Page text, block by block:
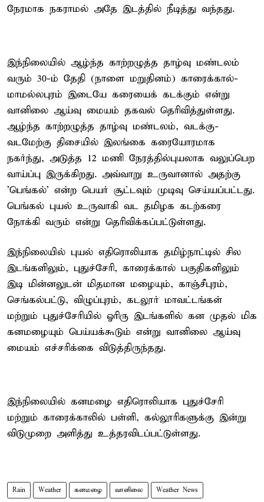
நேரமாக நகராமல் அதே இடத்தில் நீடித்து வந்தது.
இந்நிலையில் ஆழ்ந்த காற்றழுத்த தாழ்வு மண்டலம்
வரும் 30-ம் தேதி (நாளை மறுதினம்) காரைக்கால்-
மாமல்லபுரம் இடையே கரையைக் கடக்கும் என்று
வானிலை ஆய்வு மையம் தகவல் தெரிவித்துள்ளது.
ஆழ்ந்த காற்றழுத்த தாழ்வு மண்டலம், வடக்கு-
வடமேற்கு திசையில் இலங்கை கரையோரமாக
நகர்ந்து, அடுத்த 12 மணி நேரத்தில்புயலாக வலுப்பெற
வாய்ப்பு இருக்கிறது. அவ்வாறு உருவானால் அதற்கு
'பெங்கல்' என்ற பெயர் சூட்டவும் முடிவு செய்யப்பட்டது.
பெங்கல் புயல் உருவாகி வட தமிழக கடற்கரை
நோக்கி வரும் என்று தெரிவிக்கப்பட்டுள்ளது.
இந்நிலையில் புயல் எதிரொலியாக தமிழ்நாட்டில் சில
இடங்களிலும், புதுச்சேரி, காரைக்கால் பகுதிகளிலும்
இடி மின்னலுடன் மிதமான மழையும், காஞ்சீபுரம்,
செங்கல்பட்டு, விழுப்புரம், கடலூர் மாவட்டங்கள்
மற்றும் புதுச்சேரியில் ஓரிரு இடங்களில் கன முதல் மிக
கனமழையும் பெய்யக்கூடும் என்று வானிலை ஆய்வு
மையம் எச்சரிக்கை விடுத்திருந்தது.
இந்நிலையில் கனமழை எதிரொலியாக புதுச்சேரி
மற்றும் காரைக்காலில் பள்ளி, கல்லூரிகளுக்கு இன்று
விடுமுறை அளித்து உத்தரவிடப்பட்டுள்ளது.
Rain Weather கனமழை வானிலை Weather News